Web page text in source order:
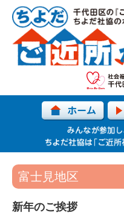
富士見地区
新年のご挨拶